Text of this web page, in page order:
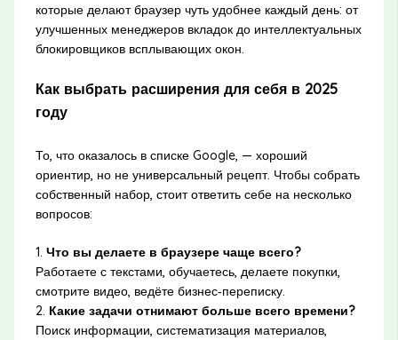
которые делают браузер чуть удобнее каждый день: от
улучшенных менеджеров вкладок до интеллектуальных
блокировщиков всплывающих окон.
Как выбрать расширения для себя в 2025
году
То, что оказалось в списке Google, — хороший
ориентир, но не универсальный рецепт. Чтобы собрать
собственный набор, стоит ответить себе на несколько
вопросов:
1. Что вы делаете в браузере чаще всего?
Работаете с текстами, обучаетесь, делаете покупки,
смотрите видео, ведёте бизнес‑переписку.
2. Какие задачи отнимают больше всего времени?
Поиск информации, систематизация материалов,